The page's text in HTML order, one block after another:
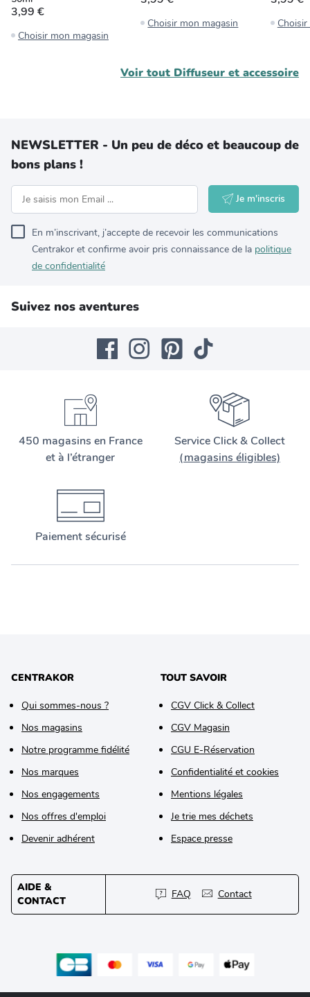
3,99 €
Choisir mon magasin
Choisir mon magasin
Voir tout Diffuseur et accessoire
NEWSLETTER - Un peu de déco et beaucoup de
bons plans !
Je m'inscris
En m’inscrivant, j’accepte de recevoir les communications
Centrakor et confirme avoir pris connaissance de la politique
de confidentialité
Suivez nos aventures
450 magasins en France
et à l’étranger
Service Click & Collect
(magasins éligibles)
Paiement sécurisé
CENTRAKOR
Qui sommes-nous ?
Nos magasins
Notre programme fidélité
Nos marques
Nos engagements
Nos offres d'emploi
Devenir adhérent
TOUT SAVOIR
CGV Click & Collect
CGV Magasin
CGU E-Réservation
Confidentialité et cookies
Mentions légales
Je trie mes déchets
Espace presse
AIDE &
CONTACT
FAQ Contact